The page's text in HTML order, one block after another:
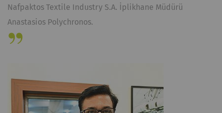
Nafpaktos Textile Industry S.A. İplikhane Müdürü
Anastasios Polychronos.